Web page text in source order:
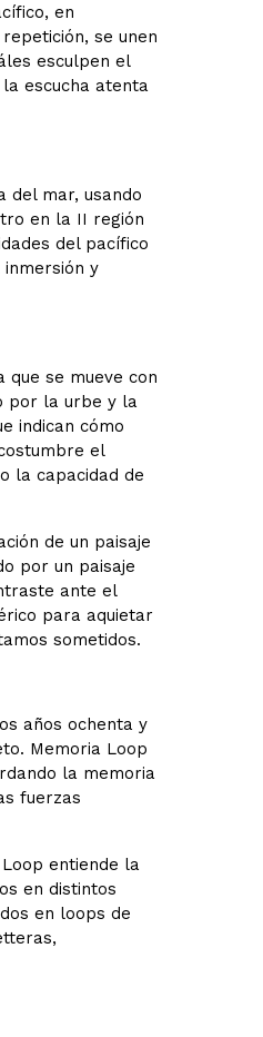
en
se unen
esculpen el
escucha atenta
del mar, usando
en la II región
del pacífico
y
se mueve con
por la urbe y la
indican cómo
el
la capacidad de
de un paisaje
por un paisaje
ante el
para aquietar
sometidos.
años ochenta y
Memoria Loop
la memoria
fuerzas
entiende la
en distintos
en loops de